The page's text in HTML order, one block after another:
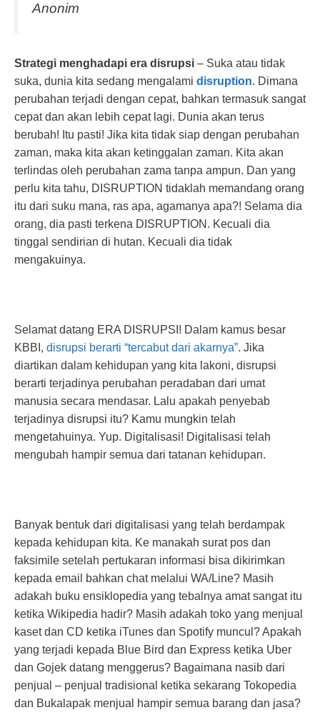
Anonim
Strategi menghadapi era disrupsi – Suka atau tidak
suka, dunia kita sedang mengalami disruption. Dimana
perubahan terjadi dengan cepat, bahkan termasuk sangat
cepat dan akan lebih cepat lagi. Dunia akan terus
berubah! Itu pasti! Jika kita tidak siap dengan perubahan
zaman, maka kita akan ketinggalan zaman. Kita akan
terlindas oleh perubahan zama tanpa ampun. Dan yang
perlu kita tahu, DISRUPTION tidaklah memandang orang
itu dari suku mana, ras apa, agamanya apa?! Selama dia
orang, dia pasti terkena DISRUPTION. Kecuali dia
tinggal sendirian di hutan. Kecuali dia tidak
mengakuinya.
Selamat datang ERA DISRUPSI! Dalam kamus besar
KBBI, disrupsi berarti “tercabut dari akarnya”. Jika
diartikan dalam kehidupan yang kita lakoni, disrupsi
berarti terjadinya perubahan peradaban dari umat
manusia secara mendasar. Lalu apakah penyebab
terjadinya disrupsi itu? Kamu mungkin telah
mengetahuinya. Yup. Digitalisasi! Digitalisasi telah
mengubah hampir semua dari tatanan kehidupan.
Banyak bentuk dari digitalisasi yang telah berdampak
kepada kehidupan kita. Ke manakah surat pos dan
faksimile setelah pertukaran informasi bisa dikirimkan
kepada email bahkan chat melalui WA/Line? Masih
adakah buku ensiklopedia yang tebalnya amat sangat itu
ketika Wikipedia hadir? Masih adakah toko yang menjual
kaset dan CD ketika iTunes dan Spotify muncul? Apakah
yang terjadi kepada Blue Bird dan Express ketika Uber
dan Gojek datang menggerus? Bagaimana nasib dari
penjual – penjual tradisional ketika sekarang Tokopedia
dan Bukalapak menjual hampir semua barang dan jasa?